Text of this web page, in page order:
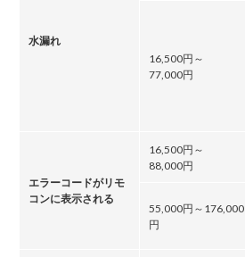
水漏れ
16,500円～
77,000円
エラーコードがリモ
コンに表示される
16,500円～
88,000円
55,000円～176,000
円